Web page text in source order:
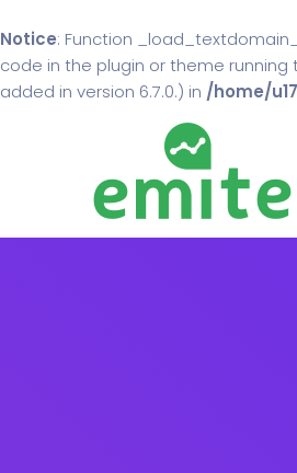
Notice: Function
code in the plugin or theme
added in version 6.7.0.) in /home/